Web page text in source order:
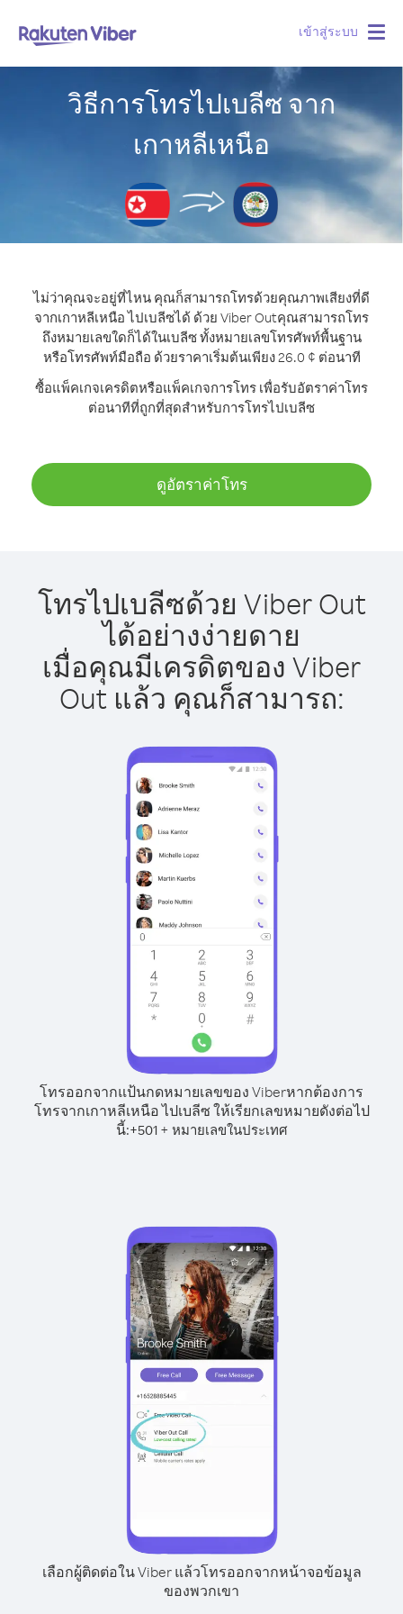
เข้าสู่ระบบ
วิธีการโทรไปเบลีซ จาก
เกาหลีเหนือ
ไม่ว่าคุณจะอยู่ที่ไหน คุณก็สามารถโทรด้วยคุณภาพเสียงที่ดี
จากเกาหลีเหนือ ไปเบลีซได้ ด้วย Viber Outคุณสามารถโทร
ถึงหมายเลขใดก็ได้ในเบลีซ ทั้งหมายเลขโทรศัพท์พื้นฐาน
หรือโทรศัพท์มือถือ ด้วยราคาเริ่มต้นเพียง 26.0 ¢ ต่อนาที
ซื้อแพ็คเกจเครดิตหรือแพ็คเกจการโทร เพื่อรับอัตราค่าโทร
ต่อนาทีที่ถูกที่สุดสำหรับการโทรไปเบลีซ
ดูอัตราค่าโทร
โทรไปเบลีซด้วย Viber Out
ได้อย่างง่ายดาย
เมื่อคุณมีเครดิตของ Viber
Out แล้ว คุณก็สามารถ:
โทรออกจากแป้นกดหมายเลขของ Viberหากต้องการ
โทรจากเกาหลีเหนือ ไปเบลีซ ให้เรียกเลขหมายดังต่อไป
นี้:+501+ หมายเลขในประเทศ
เลือกผู้ติดต่อใน Viber แล้วโทรออกจากหน้าจอข้อมูล
ของพวกเขา